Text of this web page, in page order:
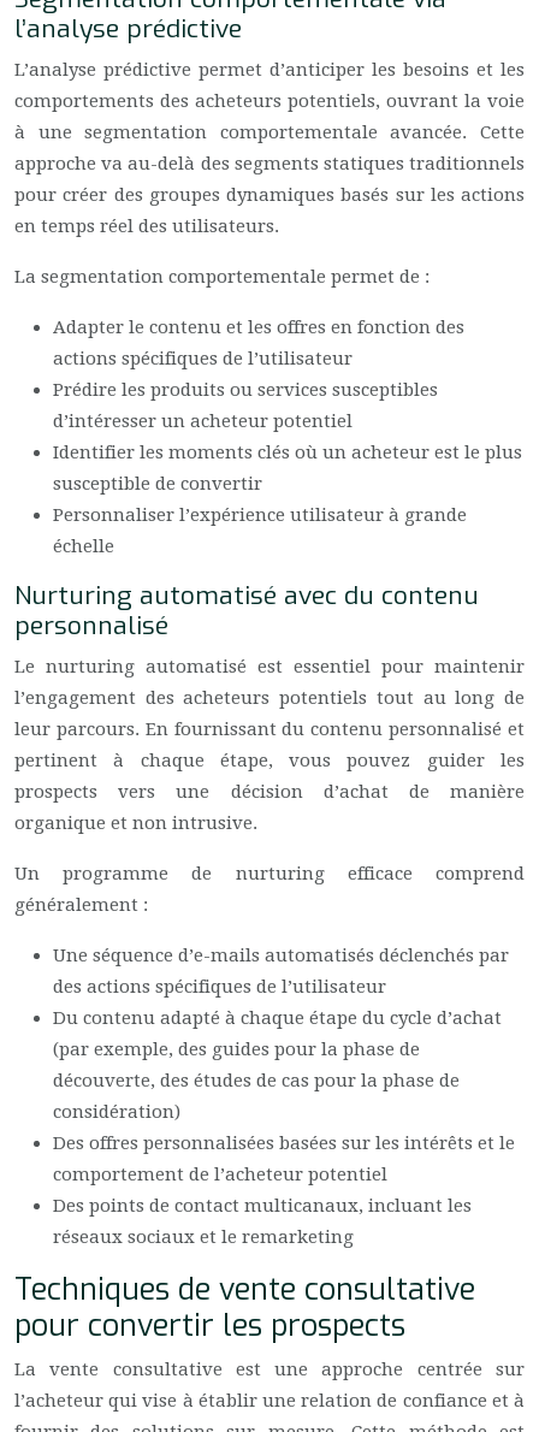
l’analyse prédictive
L’analyse prédictive permet d’anticiper les besoins et les
comportements des acheteurs potentiels, ouvrant la voie
à une segmentation comportementale avancée. Cette
approche va au-delà des segments statiques traditionnels
pour créer des groupes dynamiques basés sur les actions
en temps réel des utilisateurs.
La segmentation comportementale permet de :
Adapter le contenu et les offres en fonction des
actions spécifiques de l’utilisateur
Prédire les produits ou services susceptibles
d’intéresser un acheteur potentiel
Identifier les moments clés où un acheteur est le plus
susceptible de convertir
Personnaliser l’expérience utilisateur à grande
échelle
Nurturing automatisé avec du contenu
personnalisé
Le nurturing automatisé est essentiel pour maintenir
l’engagement des acheteurs potentiels tout au long de
leur parcours. En fournissant du contenu personnalisé et
pertinent à chaque étape, vous pouvez guider les
prospects vers une décision d’achat de manière
organique et non intrusive.
Un programme de nurturing efficace comprend
généralement :
Une séquence d’e-mails automatisés déclenchés par
des actions spécifiques de l’utilisateur
Du contenu adapté à chaque étape du cycle d’achat
(par exemple, des guides pour la phase de
découverte, des études de cas pour la phase de
considération)
Des offres personnalisées basées sur les intérêts et le
comportement de l’acheteur potentiel
Des points de contact multicanaux, incluant les
réseaux sociaux et le remarketing
Techniques de vente consultative
pour convertir les prospects
La vente consultative est une approche centrée sur
l’acheteur qui vise à établir une relation de confiance et à